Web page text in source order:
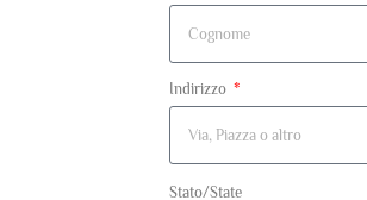
Indirizzo
Stato/State